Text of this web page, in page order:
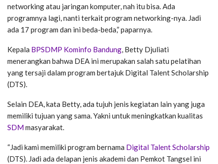
networking atau jaringan komputer, nah itu bisa. Ada
programnya lagi, nanti terkait program networking-nya. Jadi
ada 17 program dan ini beda-beda,” paparnya.
Kepala BPSDMP Kominfo Bandung, Betty Djuliati
menerangkan bahwa DEA ini merupakan salah satu pelatihan
yang tersaji dalam program bertajuk Digital Talent Scholarship
(DTS).
Selain DEA, kata Betty, ada tujuh jenis kegiatan lain yang juga
memiliki tujuan yang sama. Yakni untuk meningkatkan kualitas
SDMmasyarakat.
“Jadi kami memiliki program bernama Digital Talent Scholarship
(DTS). Jadi ada delapan jenis akademi dan Pemkot Tangsel ini